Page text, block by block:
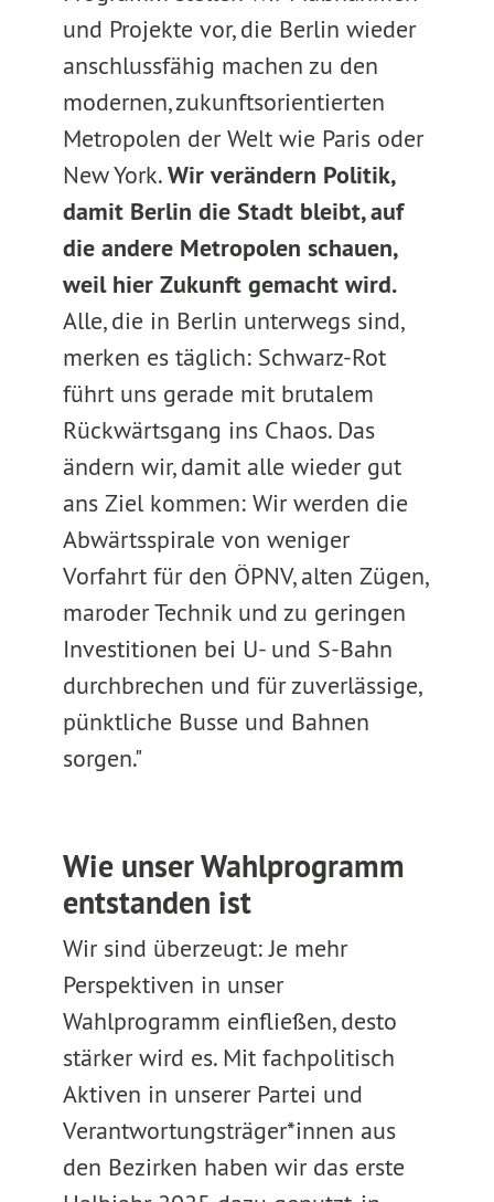
und Projekte vor, die Berlin wieder
anschlussfähig machen zu den
modernen, zukunftsorientierten
Metropolen der Welt wie Paris oder
New York.Wir verändern Politik,
damit Berlin die Stadt bleibt, auf
die andere Metropolen schauen,
weil hier Zukunft gemacht wird.
Alle, die in Berlin unterwegs sind,
merken es täglich: Schwarz-Rot
führt uns gerade mit brutalem
Rückwärtsgang ins Chaos. Das
ändern wir, damit alle wieder gut
ans Ziel kommen: Wir werden die
Abwärtsspirale von weniger
Vorfahrt für den ÖPNV, alten Zügen,
maroder Technik und zu geringen
Investitionen bei U- und S-Bahn
durchbrechen und für zuverlässige,
pünktliche Busse und Bahnen
sorgen."
Wie unser Wahlprogramm
entstanden ist
Wir sind überzeugt: Je mehr
Perspektiven in unser
Wahlprogramm einfließen, desto
stärker wird es. Mit fachpolitisch
Aktiven in unserer Partei und
Verantwortungsträger*innen aus
den Bezirken haben wir das erste